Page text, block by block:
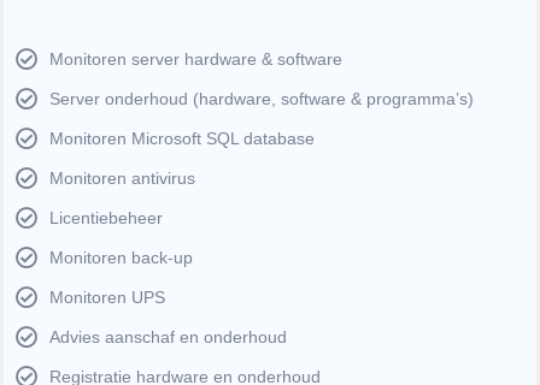
Monitoren server hardware & software
Server onderhoud (hardware, software & programma’s)
Monitoren Microsoft SQL database
Monitoren antivirus
Licentiebeheer
Monitoren back-up
Monitoren UPS
Advies aanschaf en onderhoud
Registratie hardware en onderhoud